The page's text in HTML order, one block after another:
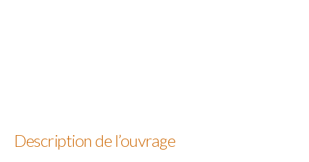
Description de l’ouvrage